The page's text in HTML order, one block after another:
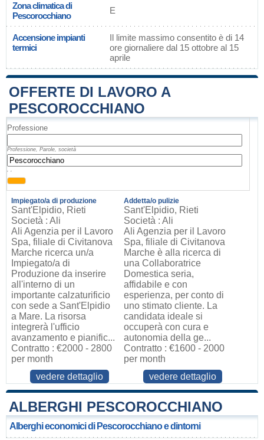
Zona climatica di
Pescorocchiano
E
Accensione impianti
termici
Il limite massimo consentito è di 14
ore giornaliere dal 15 ottobre al 15
aprile
OFFERTE DI LAVORO A
PESCOROCCHIANO
Professione
Professione, Parole, società
, ,
Impiegato/a di produzione
Sant'Elpidio, Rieti
Società : Ali
Ali Agenzia per il Lavoro
Spa, filiale di Civitanova
Marche ricerca un/a
Impiegato/a di
Produzione da inserire
all'interno di un
importante calzaturificio
con sede a Sant'Elpidio
a Mare. La risorsa
integrerà l'ufficio
avanzamento e pianific...
Contratto : €2000 - 2800
per month
vedere dettaglio
Addetta/o pulizie
Sant'Elpidio, Rieti
Società : Ali
Ali Agenzia per il Lavoro
Spa, filiale di Civitanova
Marche è alla ricerca di
una Collaboratrice
Domestica seria,
affidabile e con
esperienza, per conto di
uno stimato cliente. La
candidata ideale si
occuperà con cura e
autonomia della ge...
Contratto : €1600 - 2000
per month
vedere dettaglio
ALBERGHI PESCOROCCHIANO
Alberghi economici di Pescorocchiano e dintorni